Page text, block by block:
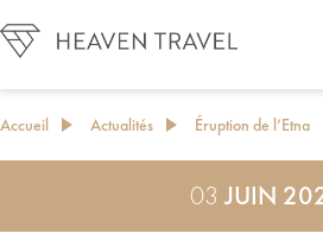
Accueil Actualités Éruption de l’Etna
03 JUIN